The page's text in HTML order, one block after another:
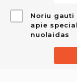
Noriu gauti
apie
nuolaidas